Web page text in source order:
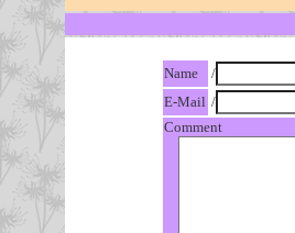
Name
/
E-Mail /
Comment